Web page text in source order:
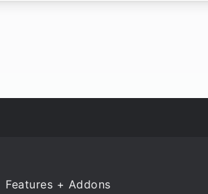
Features + Addons